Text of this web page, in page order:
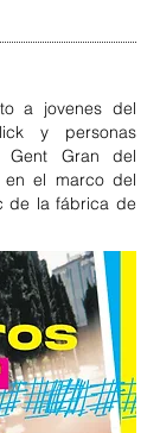
a jovenes del
y personas
Gent Gran del
en el marco del
de la fábrica de